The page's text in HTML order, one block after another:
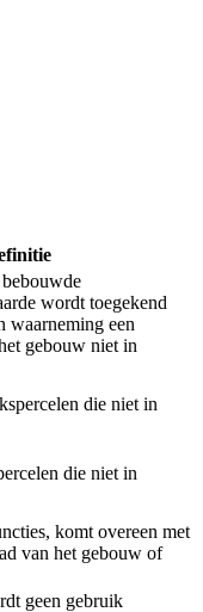
wordt toegekend
waarneming een
gebouw niet in
die niet in
die niet in
komt overeen met
van het gebouw of
geen gebruik